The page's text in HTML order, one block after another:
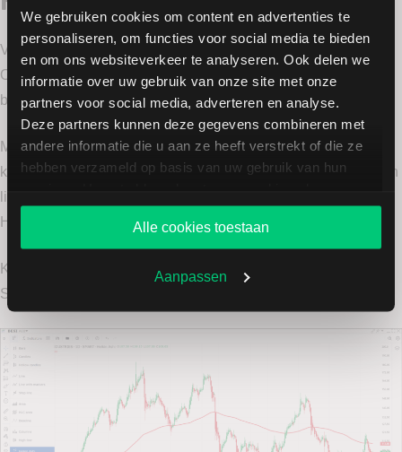
We gebruiken cookies om content en advertenties te
personaliseren, om functies voor social media te bieden
en om ons websiteverkeer te analyseren. Ook delen we
informatie over uw gebruik van onze site met onze
partners voor social media, adverteren en analyse.
Deze partners kunnen deze gegevens combineren met
andere informatie die u aan ze heeft verstrekt of die ze
hebben verzameld op basis van uw gebruik van hun
website blijft gebruiken.
Alle cookies toestaan
Aanpassen
Via LYNX heeft u toegang tot wel 120
Ook kunt u de grafiek helemaal naar uw wens inrichten met
behulp van de grafiekinstellingen.
Met de advanced charts van Tradingview kunt u links bovenin
kiezen uit diverse soorten grafieken. Naast de candles, bars en
line-grafieken ziet u in het onderste gedeelte de keuze voor
Heikin Ashi.
Komt u er niet helemaal uit, bekijk dan onze uitleg in het
Service Center: